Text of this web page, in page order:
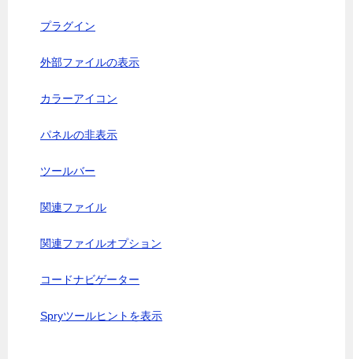
プラグイン
外部ファイルの表示
カラーアイコン
パネルの非表示
ツールバー
関連ファイル
関連ファイルオプション
コードナビゲーター
Spryツールヒントを表示